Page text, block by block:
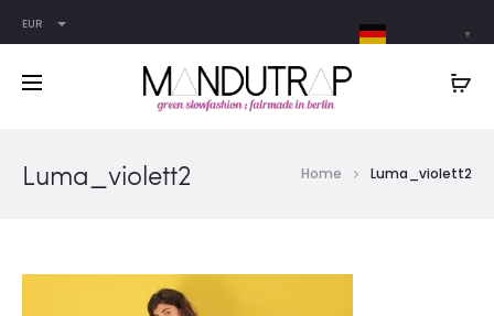
EUR
Luma_violett2 Home Luma_violett2
▼